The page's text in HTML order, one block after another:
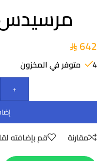
642
4 متوفر في المخزون
+
مقارنة قم بإضافته